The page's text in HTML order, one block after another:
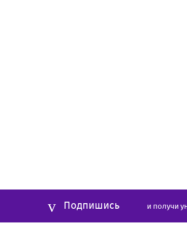
Подпишись и получи